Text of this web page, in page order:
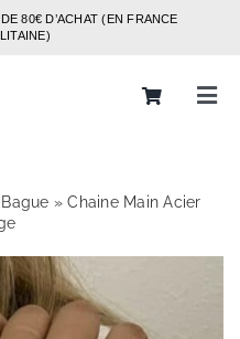
80€ D’ACHAT (EN FRANCE
»Chaine Main Acier